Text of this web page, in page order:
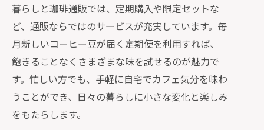
通販活用で暮らしとコーヒーに彩りを
プラス
通販で叶う自宅カフェの工夫と楽しみ
方
暮らしとコーヒーの深まる時間を通販で発
暮らしと珈琲通販では、定期購入や限定セットな
ど、通販ならではのサービスが充実しています。毎
月新しいコーヒー豆が届く定期便を利用すれば、
飽きることなくさまざまな味を試せるのが魅力で
す。忙しい方でも、手軽に自宅でカフェ気分を味わ
うことができ、日々の暮らしに小さな変化と楽しみ
をもたらします。